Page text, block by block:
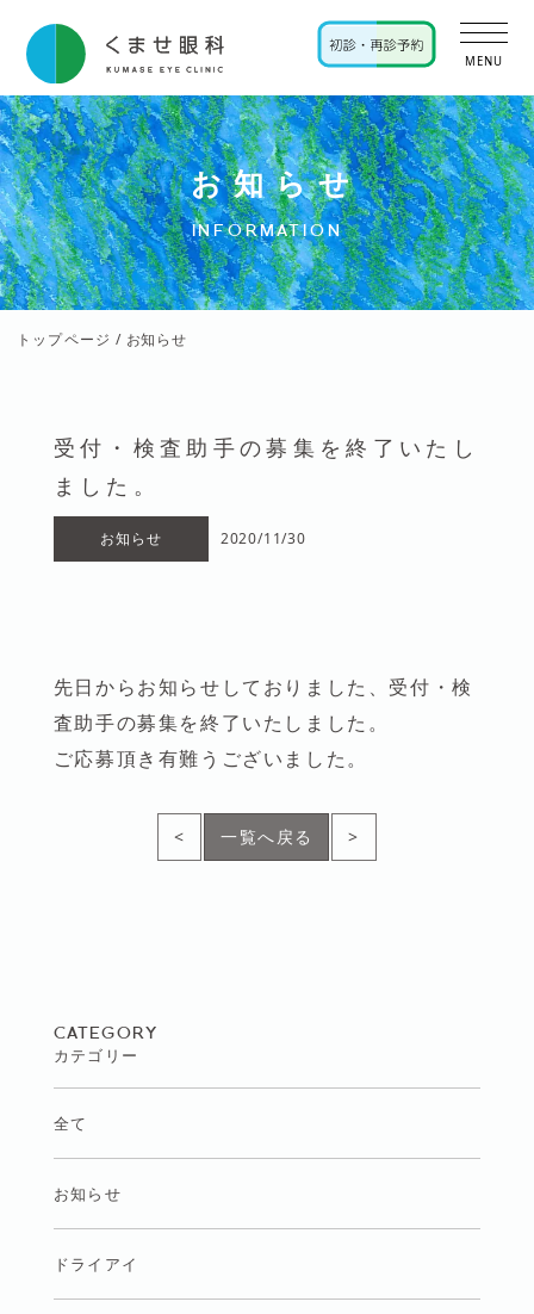
MENU
お知らせ
INFORMATION
トップページ / お知らせ
受付・検査助手の募集を終了いたし
ました。
お知らせ 2020/11/30
先日からお知らせしておりました、受付・検
査助手の募集を終了いたしました。
ご応募頂き有難うございました。
< 一覧へ戻る >
CATEGORY
カテゴリー
全て
お知らせ
ドライアイ